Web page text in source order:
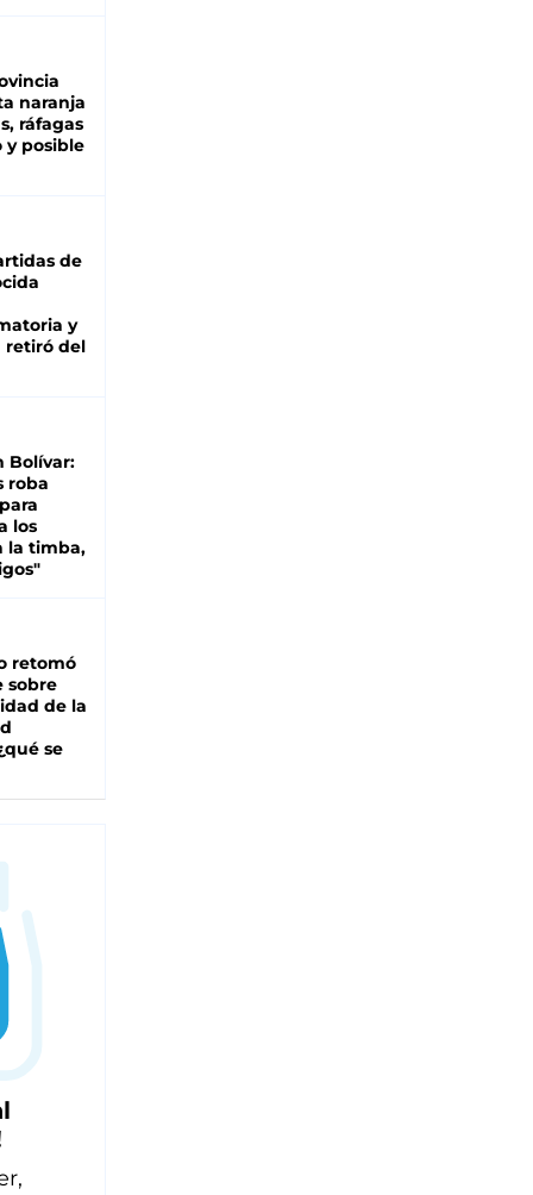
naranja
ráfagas
y posible
de
y
retiró del
Bolívar:
roba
los
la timba,
retomó
sobre
de la
se